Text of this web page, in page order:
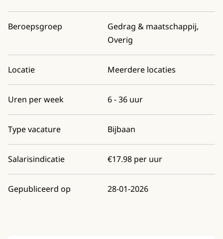
Beroepsgroep
Gedrag & maatschappij,
Overig
Locatie Meerdere locaties
Uren per week 6 - 36 uur
Type vacature Bijbaan
Salarisindicatie €17.98 per uur
Gepubliceerd op 28-01-2026